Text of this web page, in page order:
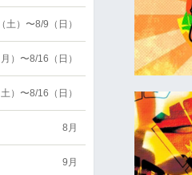
土）〜8/9（日）
）〜8/16（日）
）〜8/16（日）
8月
9月